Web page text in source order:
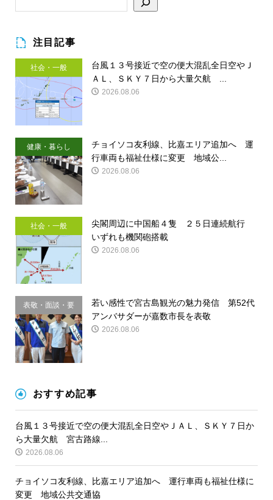
注目記事
社会・一般
台風１３号接近で空の便大混乱全日空やＪ
ＡＬ、ＳＫＹ７日から大量欠航 ...
2026.08.06
健康・暮らし
チョイソコ友利線、比嘉エリア追加へ 運
行車両も福祉仕様に変更 地域公...
2026.08.06
社会・一般
尖閣周辺に中国船４隻 ２５日連続航行
いずれも機関砲搭載
2026.08.06
表敬・面談・要
請
若い感性で宮古島観光の魅力発信 第52代
アンバサダーが嘉数市長を表敬
2026.08.06
おすすめ記事
台風１３号接近で空の便大混乱全日空やＪＡＬ、ＳＫＹ７日か
ら大量欠航 宮古路線...
2026.08.06
チョイソコ友利線、比嘉エリア追加へ 運行車両も福祉仕様に
変更 地域公共交通協